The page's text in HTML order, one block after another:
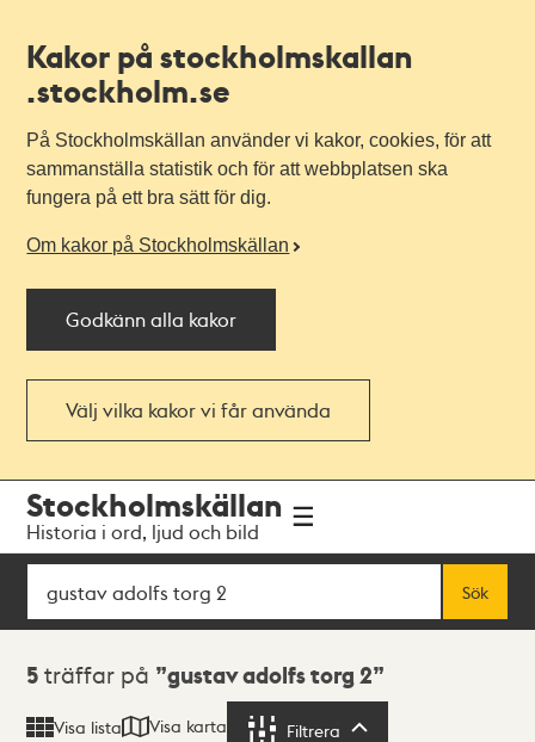
Kakor på stockholmskallan
.stockholm.se
På Stockholmskällan använder vi kakor, cookies, för att
sammanställa statistik och för att webbplatsen ska
fungera på ett bra sätt för dig.
Om kakor på Stockholmskällan
Godkänn alla kakor
Välj vilka kakor vi får använda
navigationen
huvudinnehållet
Stockholmskällan
Historia i ord, ljud och bild
Sök
Sök
Sökresultat
5 träffar på gustav adolfs torg 2
Visa lista Visa karta Filtrera